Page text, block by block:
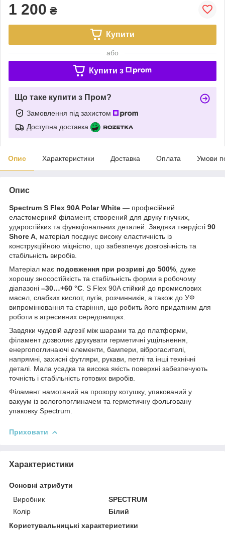
1 200 ₴
Купити
або
Купити з
Що таке купити з Пром?
Замовлення під захистом
Доступна доставка
Опис Характеристики Доставка Оплата Умови
Опис
Spectrum S Flex 90A Polar White — професійний
еластомерний філамент, створений для друку гнучких,
ударостійких та функціональних деталей. Завдяки твердісті 90
Shore A , матеріал поєднує високу еластичність із
конструкційною міцністю, що забезпечує довговічність та
стабільність виробів.
Матеріал має подовження при розриві до 500% , дуже
хорошу зносостійкість та стабільність форми в робочому
діапазоні –30…+60 °C . S Flex 90A стійкий до промислових
масел, слабких кислот, лугів, розчинників, а також до УФ
випромінювання та старіння, що робить його придатним для
роботи в агресивних середовищах.
Завдяки чудовій адгезії між шарами та до платформи,
філамент дозволяє друкувати герметичні ущільнення,
енергопоглинаючі елементи, бампери, віброгасителі,
напрямні, захисні футляри, рукави, петлі та інші технічні
деталі. Мала усадка та висока якість поверхні забезпечують
точність і стабільність готових виробів.
Філамент намотаний на прозору котушку, упакований у
вакуум із вологопоглиначем та герметичну фольговану
упаковку Spectrum.
Приховати
Характеристики
Основні атрибути
Виробник
SPECTRUM
Колір
Білий
Користувальницькі характеристики